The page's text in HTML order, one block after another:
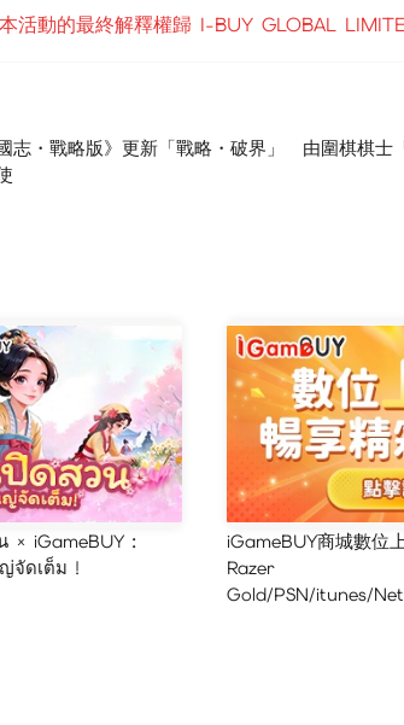
動的最終解釋權歸 I-BUY GLOBAL
國志・戰略版》更新「戰略・破界」 由圍棋棋士
× iGameBUY :
จัดเต็ม !
iGameBUY商城數位
Razer
Gold/PSN/itunes/